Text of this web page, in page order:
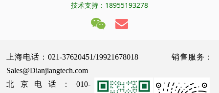
技术支持：18955193278
上海电话：021-37620451/19921678018 销售服务：
Sales@Dianjiangtech.com
北京电话：010-